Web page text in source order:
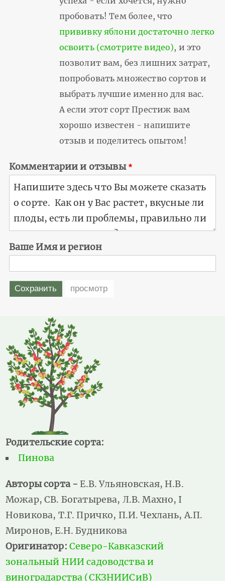
пробовать! Тем более, что
прививку яблони достаточно легко
освоить (смотрите видео), и это
позволит вам, без лишних затрат,
попробовать множество сортов и
выбрать лучшие именно для вас.
А если этот сорт Престиж вам
хорошо известен - напишите
отзыв и поделитесь опытом!
Комментарии и отзывы
Ваше Имя и регион
Родительские сорта:
Пинова
Авторы сорта -Е.В. Ульяновская, Н.В.
Можар, СВ. Богатырева, Л.В. Махно, I
Новикова, Т.Г. Причко, П.И. Чехлань, А.П.
Миронов, Е.Н. Будникова
Оригинатор: Северо-Кавказский
зональный НИИ садоводства и
виноградарства (СКЗНИИСиВ)